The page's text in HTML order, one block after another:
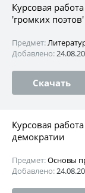
Курсовая
'громких поэтов'
Предмет:
Добавлено:
Скачать
Курсовая
демократии
Предмет:Основы
Добавлено: